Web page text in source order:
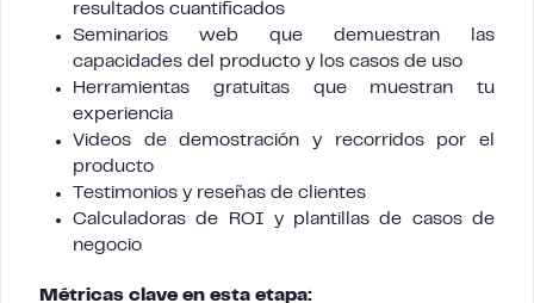
resultados cuantificados
Seminarios web que demuestran las
capacidades del producto y los casos de uso
Herramientas gratuitas que muestran tu
experiencia
Videos de demostración y recorridos por el
producto
Testimonios y reseñas de clientes
Calculadoras de ROI y plantillas de casos de
negocio
Métricas clave en esta etapa: